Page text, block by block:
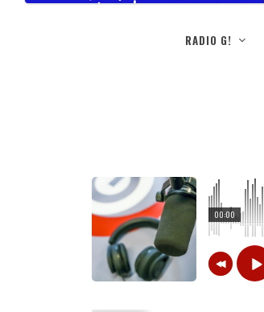
RADIO G!
00:00